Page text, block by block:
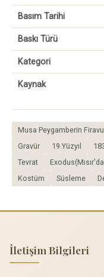
Basım Tarihi
Baskı Türü
Kategori
Kaynak
Musa Peygamberin
Gravür
19.Yüzyıl
Tevrat
Kostüm
Süsleme
İletişim Bilgileri